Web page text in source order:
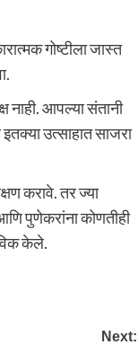
गोष्टीला जास्त
आपल्या संतानी
उत्साहात साजरा
करावे. तर ज्या
पुणेकरांना कोणतीही
केले.
Next: